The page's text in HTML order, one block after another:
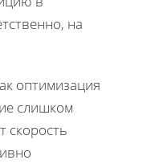
на
оптимизация
слишком
скорость